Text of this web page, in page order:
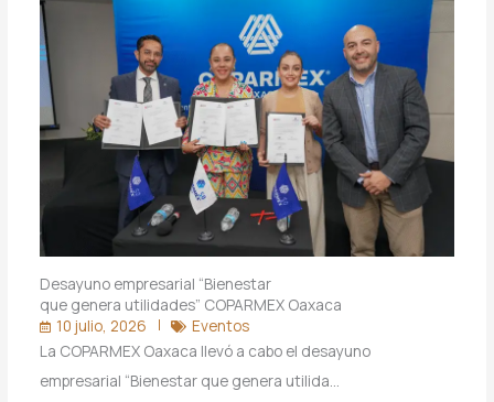
Desayuno empresarial “Bienestar
que genera utilidades” COPARMEX Oaxaca
10 julio, 2026
Eventos
La COPARMEX Oaxaca llevó a cabo el desayuno
empresarial “Bienestar que genera utilida…